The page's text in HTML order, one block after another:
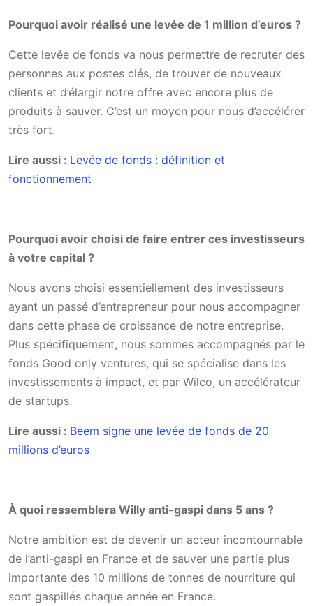
Pourquoi avoir réalisé une levée de 1 million d’euros ?
Cette levée de fonds va nous permettre de recruter des
personnes aux postes clés, de trouver de nouveaux
clients et d’élargir notre offre avec encore plus de
produits à sauver. C’est un moyen pour nous d’accélérer
très fort.
Lire aussi : Levée de fonds : définition et
fonctionnement
Pourquoi avoir choisi de faire entrer ces investisseurs
à votre capital ?
Nous avons choisi essentiellement des investisseurs
ayant un passé d’entrepreneur pour nous accompagner
dans cette phase de croissance de notre entreprise.
Plus spécifiquement, nous sommes accompagnés par le
fonds Good only ventures, qui se spécialise dans les
investissements à impact, et par Wilco, un accélérateur
de startups.
Lire aussi : Beem signe une levée de fonds de 20
millions d’euros
À quoi ressemblera Willy anti-gaspi dans 5 ans ?
Notre ambition est de devenir un acteur incontournable
de l’anti-gaspi en France et de sauver une partie plus
importante des 10 millions de tonnes de nourriture qui
sont gaspillés chaque année en France.